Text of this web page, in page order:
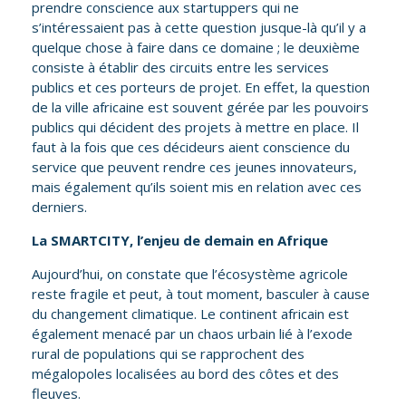
prendre conscience aux startuppers qui ne
s’intéressaient pas à cette question jusque-là qu’il y a
quelque chose à faire dans ce domaine ; le deuxième
consiste à établir des circuits entre les services
publics et ces porteurs de projet. En effet, la question
de la ville africaine est souvent gérée par les pouvoirs
publics qui décident des projets à mettre en place. Il
faut à la fois que ces décideurs aient conscience du
service que peuvent rendre ces jeunes innovateurs,
mais également qu’ils soient mis en relation avec ces
derniers.
La SMARTCITY, l’enjeu de demain en Afrique
Aujourd’hui, on constate que l’écosystème agricole
reste fragile et peut, à tout moment, basculer à cause
du changement climatique. Le continent africain est
également menacé par un chaos urbain lié à l’exode
rural de populations qui se rapprochent des
mégalopoles localisées au bord des côtes et des
fleuves.